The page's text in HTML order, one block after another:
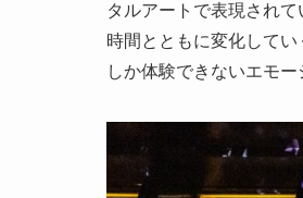
タルアートで表現されて
時間とともに変化して
しか体験できないエモー